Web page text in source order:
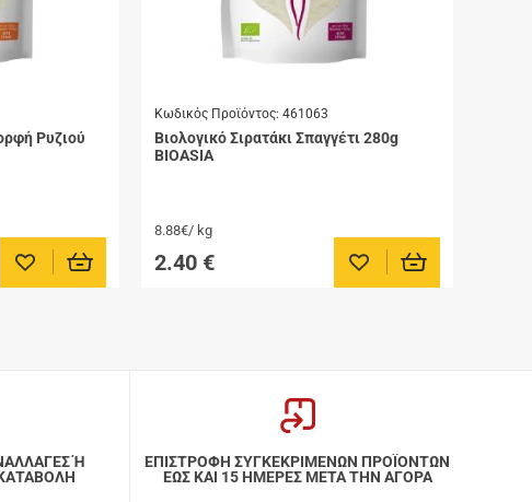
Ρυζιού
Προσθήκη στα αγαπημένα μου
Κωδικός Προϊόντος: 461063
Βιολογικό Σιρατάκι Σπαγγέτι 280g
BIOASIA
8.88€/ kg
2.40 € Προσθήκη στα αγαπημένα
Ή
ΕΠΙΣΤΡΟΦΗ ΣΥΓΚΕΚΡΙΜΕΝΩΝ ΠΡΟΪΟΝΤΩΝ
ΕΩΣ ΚΑΙ 15 ΗΜΕΡΕΣ ΜΕΤΑ ΤΗΝ ΑΓΟΡΑ